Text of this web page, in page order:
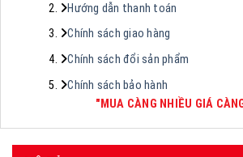
Hướng dẫn thanh toán
Chính sách giao hàng
Chính sách đổi sản phẩm
Chính sách bảo hành
"MUA CÀNG NHIỀU GIÁ